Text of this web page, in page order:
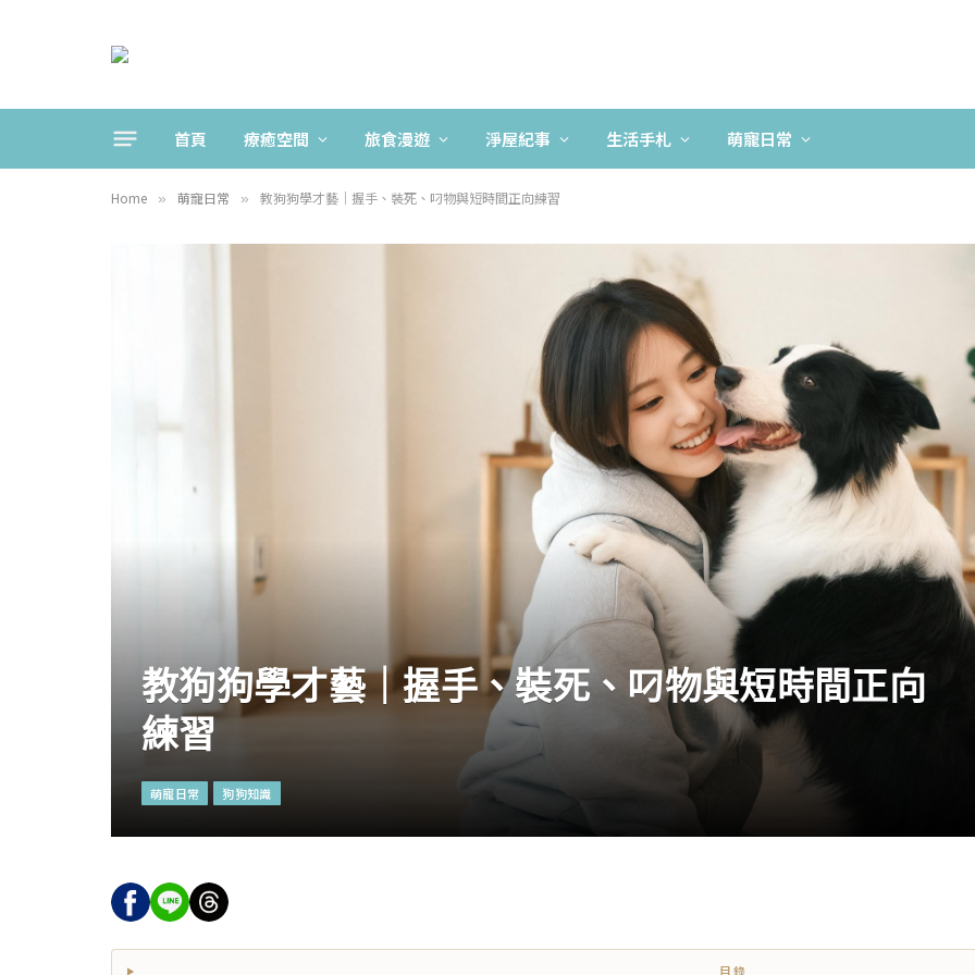
首頁 療癒空間 旅食漫遊 淨屋紀事 生活手札 萌寵日常
Home » 萌寵日常 » 教狗狗學才藝｜握手、裝死、叼物與短時間正向練習
教狗狗學才藝｜握手、裝死、叼物與短時間正向
練習
萌寵日常 狗狗知識
目錄